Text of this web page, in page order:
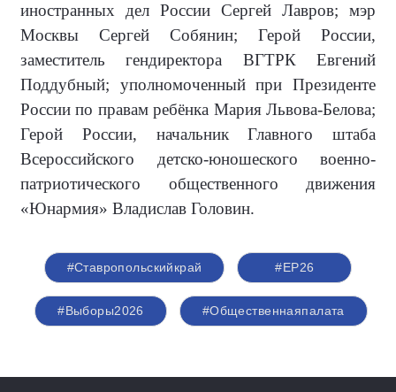
иностранных дел России Сергей Лавров; мэр
Москвы Сергей Собянин; Герой России,
заместитель гендиректора ВГТРК Евгений
Поддубный; уполномоченный при Президенте
России по правам ребёнка Мария Львова-Белова;
Герой России, начальник Главного штаба
Всероссийского детско-юношеского военно-
патриотического общественного движения
«Юнармия» Владислав Головин.
#Ставропольскийкрай #ЕР26
#Выборы2026 #Общественнаяпалата